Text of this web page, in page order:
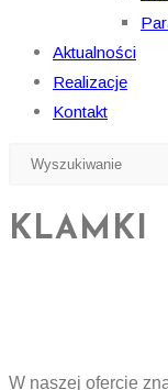
Aktualności
Realizacje
Kontakt
Search
website
KLAMKI
W naszej ofercie